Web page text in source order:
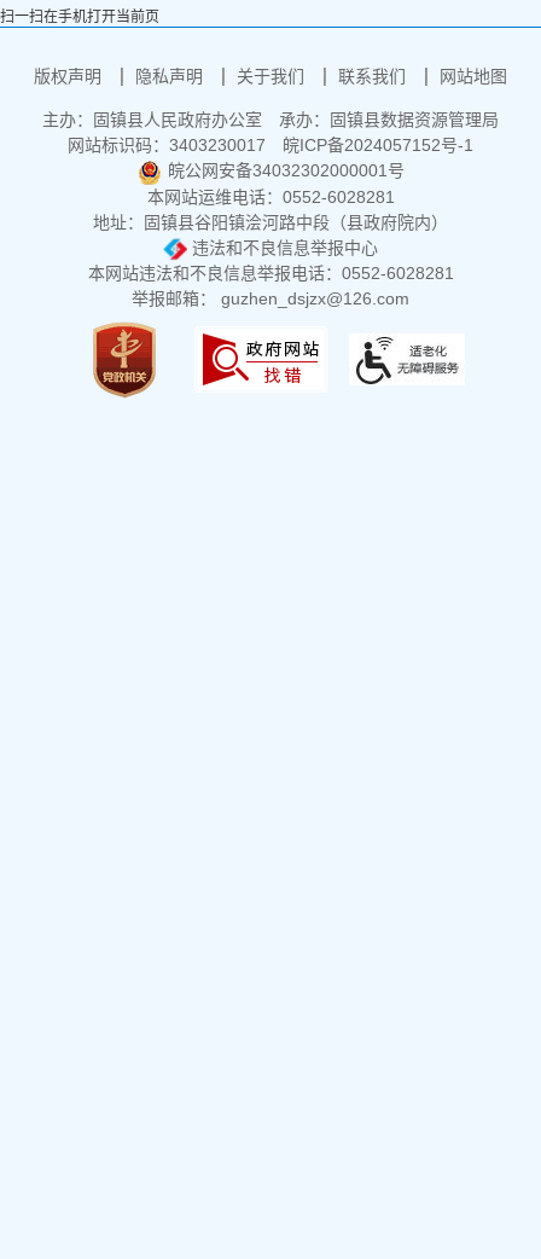
扫一扫在手机打开当前页
版权声明 隐私声明 关于我们 联系我们 网站地图
主办：固镇县人民政府办公室
承办：固镇县数据资源管理局
网站标识码：3403230017
皖ICP备2024057152号-1
皖公网安备34032302000001号
本网站运维电话：0552-6028281
地址：固镇县谷阳镇浍河路中段（县政府院内）
违法和不良信息举报中心
本网站违法和不良信息举报电话：0552-6028281
举报邮箱： guzhen_dsjzx@126.com